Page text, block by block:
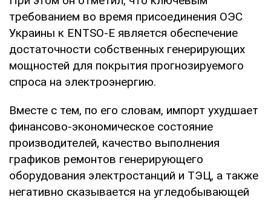
требованием во время присоединения ОЭС
Украины к ENTSO-E является обеспечение
достаточности собственных генерирующих
мощностей для покрытия прогнозируемого
спроса на электроэнергию.
Вместе с тем, по его словам, импорт ухудшает
финансово-экономическое состояние
производителей, качество выполнения
графиков ремонтов генерирующего
оборудования электростанций и ТЭЦ, а также
негативно сказывается на угледобывающей